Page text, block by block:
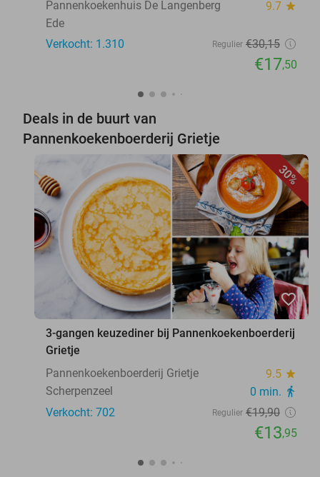
Pannenkoekenhuis De Langenberg 9.7 star
Ede
Verkocht: 1.310
Regulier €30,15
€17,50
Deals in de buurt van
Pannenkoekenboerderij Grietje
30%
favorite_border
3-gangen keuzediner bij Pannenkoekenboerderij
Grietje
Pannenkoekenboerderij Grietje
9.5 star
Scherpenzeel 0 min. directions_walk
Verkocht: 702 Regulier €19,90
€13,95